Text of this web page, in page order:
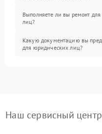
Выполняете ли вы ремонт
лиц?
Какую документацию вы
для юридических лиц?
Наш сервисный